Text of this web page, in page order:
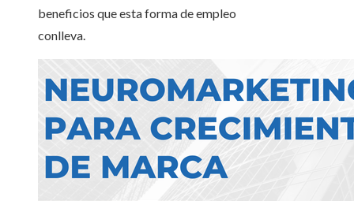
beneficios que esta forma de empleo
conlleva.